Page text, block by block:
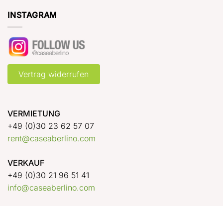
INSTAGRAM
Vertrag widerrufen
VERMIETUNG
+49 (0)30 23 62 57 07
rent@caseaberlino.com
VERKAUF
+49 (0)30 21 96 51 41
info@caseaberlino.com